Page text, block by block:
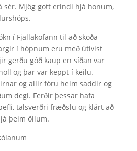
sér. Mjög gott erindi hjá honum,
í Fjallakofann til að skoða
í hópnum eru með útivist
gerðu góð kaup en síðan var
og þar var keppt í keilu.
og allir fóru heim saddir og
degi. Ferðir þessar hafa
talsverðri fræðslu og klárt að
þeim öllum.